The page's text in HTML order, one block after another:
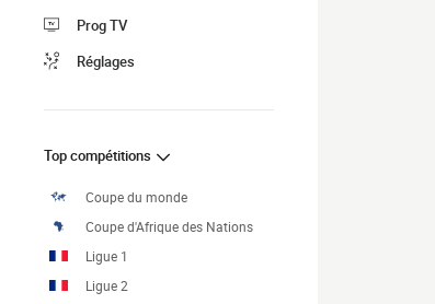
Prog TV
Réglages
Top compétitions
Coupe du monde
Coupe d'Afrique des Nations
Ligue 1
Ligue 2